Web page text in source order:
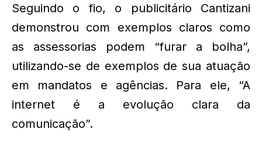
Seguindo o fio, o publicitário Cantizani
demonstrou com exemplos claros como
as assessorias podem “furar a bolha”,
utilizando-se de exemplos de sua atuação
em mandatos e agências. Para ele, “A
internet é a evolução clara da
comunicação”.